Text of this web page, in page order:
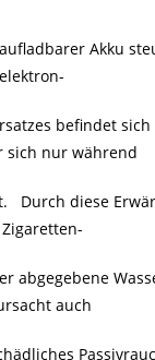
Akku
befindet
sich nur während
Durch diese
abgegebene
auch